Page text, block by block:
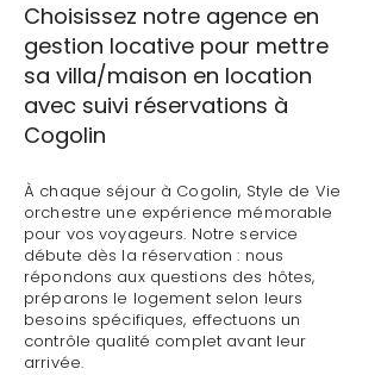
Choisissez notre agence en
gestion locative pour mettre
sa villa/maison en location
avec suivi réservations à
Cogolin
À chaque séjour à Cogolin, Style de Vie
orchestre une expérience mémorable
pour vos voyageurs. Notre service
débute dès la réservation : nous
répondons aux questions des hôtes,
préparons le logement selon leurs
besoins spécifiques, effectuons un
contrôle qualité complet avant leur
arrivée.